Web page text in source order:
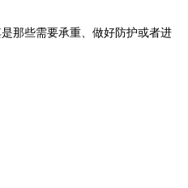
那些需要承重、做好防护或者进